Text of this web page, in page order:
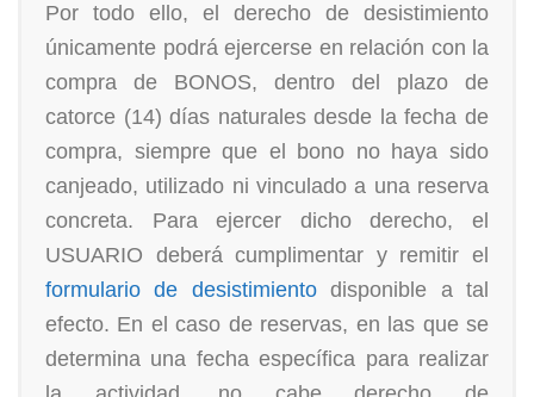
Por todo ello, el derecho de desistimiento
únicamente podrá ejercerse en relación con la
compra de BONOS, dentro del plazo de
catorce (14) días naturales desde la fecha de
compra, siempre que el bono no haya sido
canjeado, utilizado ni vinculado a una reserva
concreta. Para ejercer dicho derecho, el
USUARIO deberá cumplimentar y remitir el
formulario de desistimientodisponible a tal
efecto. En el caso de reservas, en las que se
determina una fecha específica para realizar